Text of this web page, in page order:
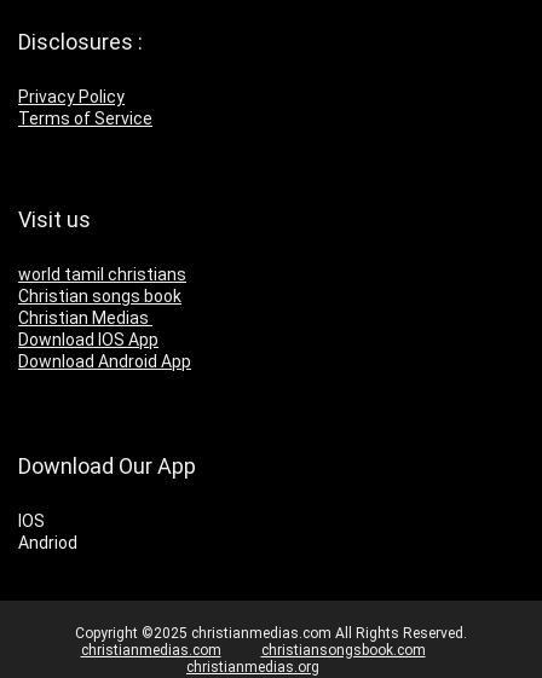
Disclosures :
Privacy Policy
Terms of Service
Visit us
world tamil christians
Christian songs book
Christian Medias
Download IOS App
Download Android App
Download Our App
IOS
Andriod
Copyright ©2025 christianmedias.com All Rights Reserved.
christianmedias.com
christiansongsbook.com
christianmedias.org